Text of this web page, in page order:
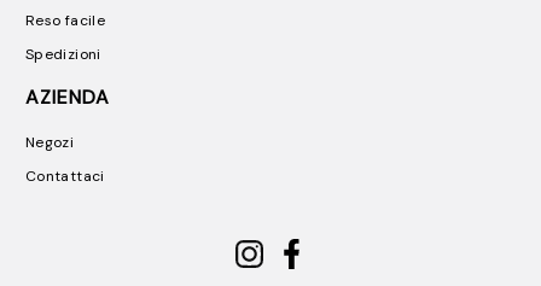
Reso facile
Spedizioni
AZIENDA
Negozi
Contattaci